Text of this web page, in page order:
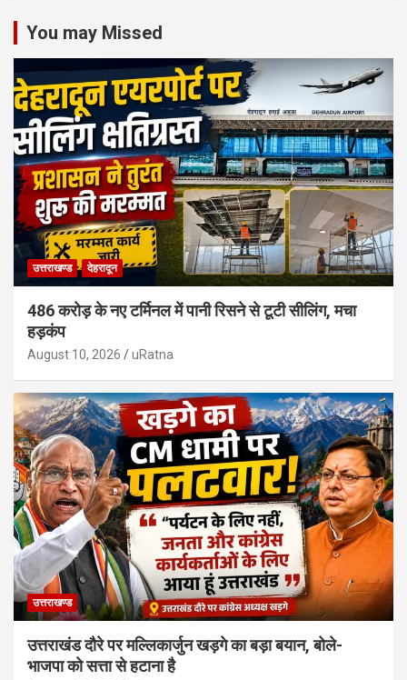
You may Missed
उत्तराखण्ड देहरादून
486 करोड़ के नए टर्मिनल में पानी रिसने से टूटी सीलिंग, मचा
हड़कंप
August 10, 2026 uRatna
उत्तराखण्ड
उत्तराखंड दौरे पर मल्लिकार्जुन खड़गे का बड़ा बयान, बोले-
भाजपा को सत्ता से हटाना है